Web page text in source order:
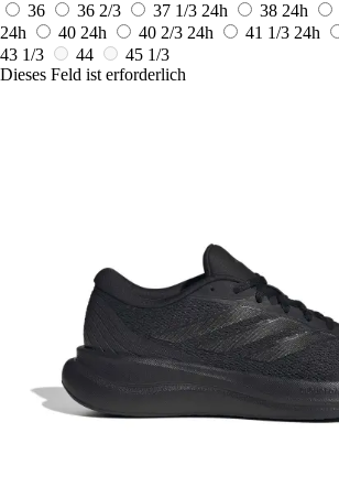
36
36 2/3 37 1/3 24h 38 24h
24h
40 24h 40 2/3 24h 41 1/3 24h
43 1/3
44
45 1/3
Dieses Feld ist erforderlich